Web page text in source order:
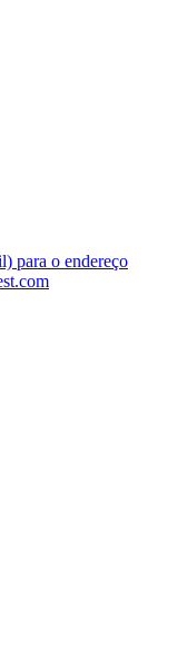
para o endereço